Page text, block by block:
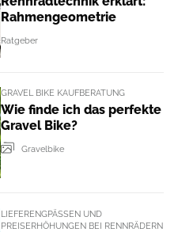
Rahmengeometrie
Ratgeber
GRAVEL BIKE KAUFBERATUNG
Wie finde ich das perfekte
Gravel Bike?
Gravelbike
LIEFERENGPÄSSEN UND
PREISERHÖHUNGEN BEI RENNRÄDERN